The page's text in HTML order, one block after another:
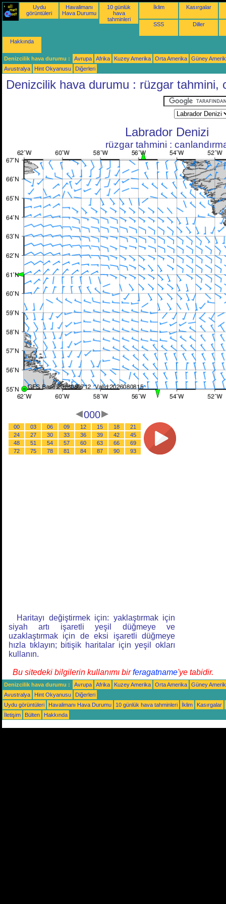
Uydu
görüntüleri
Havalimanı
Hava Durumu
10 günlük
hava
tahminleri
İklim Kasırgalar
SSS Diller
Hakkında
Denizcilik hava durumu : Avrupa Afrika Kuzey Amerika Orta Amerika
Güney
Avustralya
Hint Okyanusu Diğerleri
Denizcilik hava durumu : rüzgar tahmini,
Labrador Denizi
rüzgar tahmini :
000
00 03 06 09 12 15 18
21
24
27 30 33 36 39 42
45
48
51 54 57 60 63 66
69
72
75 78 81 84 87 90 93
Haritayı değiştirmek için: yaklaştırmak için
siyah artı işaretli yeşil düğmeye ve
uzaklaştırmak için de eksi işaretli düğmeye
hızla tıklayın; bitişik haritalar için yeşil okları
kullanın.
Bu sitedeki bilgilerin kullanımı birferagatname'ye tabidir.
Denizcilik hava durumu : Avrupa Afrika Kuzey Amerika Orta Amerika
Güney
Avustralya
Hint Okyanusu
Diğerleri
Uydu görüntüleri
Havalimanı Hava Durumu 10 günlük hava tahminleri İklim
Kasırgalar
İletişim
Bülten Hakkında